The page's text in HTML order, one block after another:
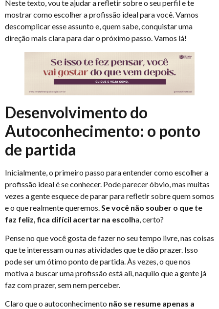
Neste texto, vou te ajudar a refletir sobre o seu perfil e te
mostrar como escolher a profissão ideal para você. Vamos
descomplicar esse assunto e, quem sabe, conquistar uma
direção mais clara para dar o próximo passo. Vamos lá!
Desenvolvimento do
Autoconhecimento: o ponto
de partida
Inicialmente, o primeiro passo para entender como escolher a
profissão ideal é se conhecer. Pode parecer óbvio, mas muitas
vezes a gente esquece de parar para refletir sobre quem somos
e o que realmente queremos. Se você não souber o que te
faz feliz, fica difícil acertar na escolha, certo?
Pense no que você gosta de fazer no seu tempo livre, nas coisas
que te interessam ou nas atividades que te dão prazer. Isso
pode ser um ótimo ponto de partida. Às vezes, o que nos
motiva a buscar uma profissão está ali, naquilo que a gente já
faz com prazer, sem nem perceber.
Claro que o autoconhecimento não se resume apenas a